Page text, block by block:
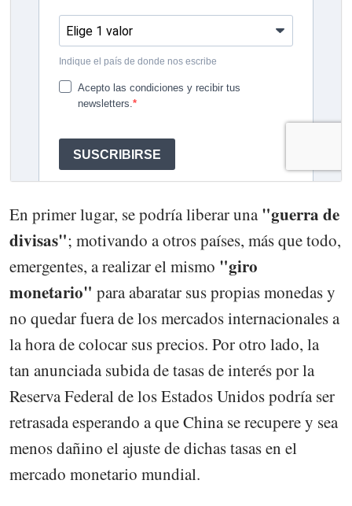
En primer lugar, se podría liberar una"guerra de
divisas"; motivando a otros países, más que todo,
emergentes, a realizar el mismo "giro
monetario" para abaratar sus propias monedas y
no quedar fuera de los mercados internacionales a
la hora de colocar sus precios. Por otro lado, la
tan anunciada subida de tasas de interés por la
Reserva Federal de los Estados Unidos podría ser
retrasada esperando a que China se recupere y sea
menos dañino el ajuste de dichas tasas en el
mercado monetario mundial.